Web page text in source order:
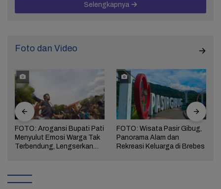
Selengkapnya
Foto dan Video
FOTO: Arogansi Bupati Pati
Menyulut Emosi Warga Tak
Terbendung, Lengserkan
FOTO: Wisata Pasir Gibug,
Panorama Alam dan
Rekreasi Keluarga di Brebes